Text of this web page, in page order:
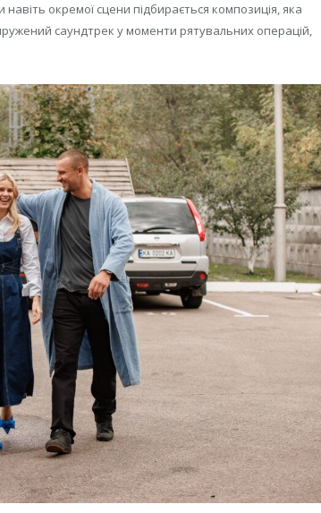
окремої сцени підбирається композиція, яка
саундтрек у моменти рятувальних операцій,